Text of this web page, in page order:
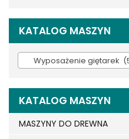
KATALOG MASZYN
Wyposażenie giętarek
KATALOG MASZYN
MASZYNY DO DREWNA